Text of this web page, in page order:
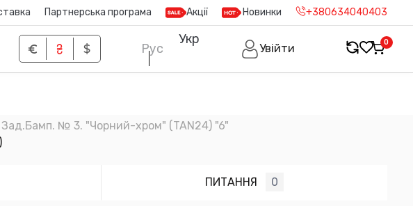
Партнерська програма Акції Новинки +380634040403
Рус
Укр
Увійти 0
№ 3. "Чорний-хром" (TAN24) "6"
ПИТАННЯ 0